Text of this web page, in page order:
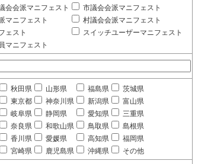
会会派マニフェスト
市議会会派マニフェスト
マニフェスト
村議会会派マニフェスト
ェスト
スイッチユーザーマニフェスト
マニフェスト
秋田県 山形県 福島県
茨城県
東京都 神奈川県 新潟県
富山県
岐阜県 静岡県 愛知県
三重県
奈良県 和歌山県 鳥取県
島根県
香川県 愛媛県 高知県
福岡県
宮崎県 鹿児島県 沖縄県 その他